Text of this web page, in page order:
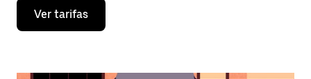
Presiona
flecha
Ver tarifas